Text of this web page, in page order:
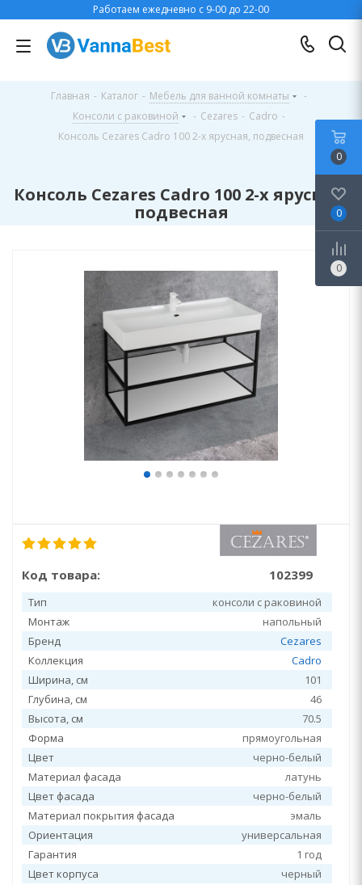
Работаем ежедневно с 9-00 до 22-00
Главная - Каталог - Мебель для ванной комнаты
-
Консоли с раковиной
- Cezares - Cadro -
Консоль Cezares Cadro 100 2-х ярусная, подвесная
Консоль Cezares Cadro 100 2-х ярусная,
подвесная
Код товара: 102399
Тип
консоли с раковиной
Монтаж
напольный
Бренд
Cezares
Коллекция
Cadro
Ширина, см
101
Глубина, см
46
Высота, см
70.5
Форма
прямоугольная
Цвет
черно-белый
Материал фасада
латунь
Цвет фасада
черно-белый
Материал покрытия фасада
эмаль
Ориентация
универсальная
Гарантия
1 год
Цвет корпуса
черный
0
0
0